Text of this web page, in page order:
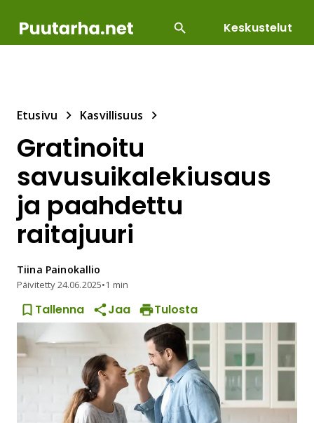
Keskustelut
Etusivu Kasvillisuus
Gratinoitu
savusuikalekiusaus
ja paahdettu
raitajuuri
Tiina Painokallio
Päivitetty24.06.2025•1 min
Tallenna Jaa Tulosta